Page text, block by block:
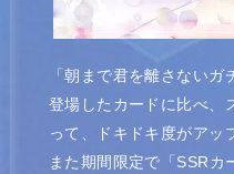
「朝まで君を離さない
登場したカードに比べ、
って、ドキドキ度がアッ
また期間限定で「SSRカ